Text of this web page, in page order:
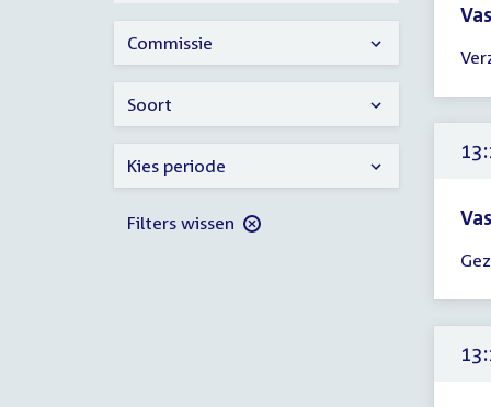
tot
uur
-
Commissie
Soort
Kies periode
Filters wissen